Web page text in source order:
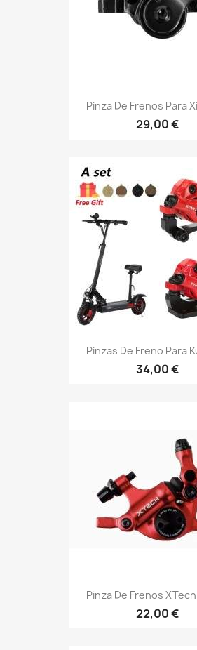
Pinza De Frenos Para
29,00 €
Pinzas De Freno Para
34,00 €
Pinza De Frenos
22,00 €